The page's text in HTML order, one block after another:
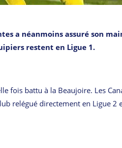
a néanmoins assuré son
restent en Ligue 1.
fois battu à la Beaujoire. Les
relégué directement en Ligue 2